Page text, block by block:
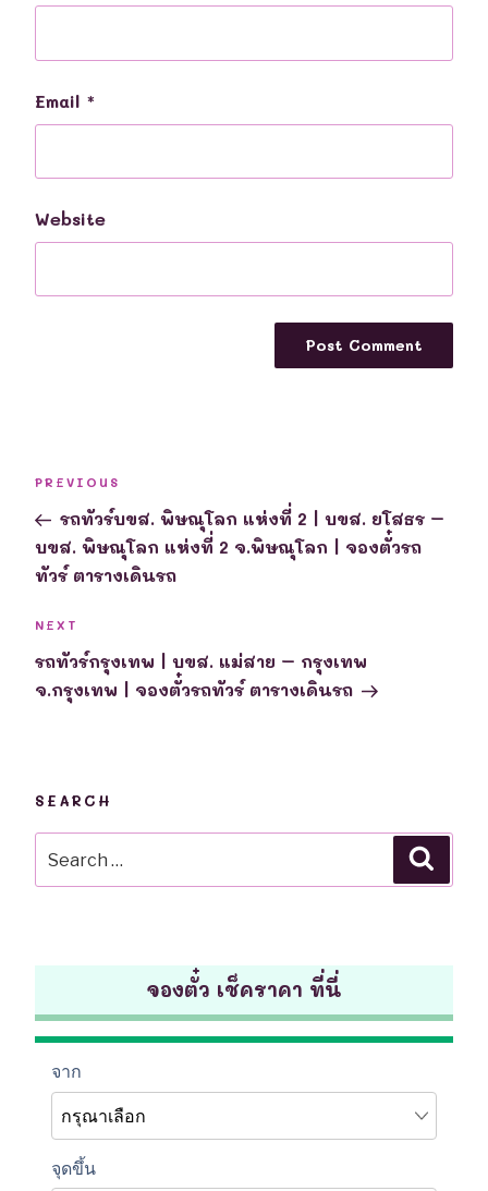
Email *
Website
navigation
Previous
Post
PREVIOUS
รถทัวร์บขส. พิษณุโลก แห่งที่ 2 | บขส. ยโสธร –
บขส. พิษณุโลก แห่งที่ 2 จ.พิษณุโลก | จองตั๋วรถ
ทัวร์ ตารางเดินรถ
Next
Post
NEXT
รถทัวร์กรุงเทพ | บขส. แม่สาย – กรุงเทพ
จ.กรุงเทพ | จองตั๋วรถทัวร์ ตารางเดินรถ
SEARCH
for:
จองตั๋ว เช็คราคา ที่นี่